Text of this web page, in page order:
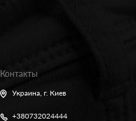
Контакты
Украина, г. Киев
+380732024444